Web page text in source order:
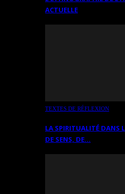
ACTUELLE
TEXTES DE RÉFLEXION
LA SPIRITUALITÉ DANS
DE SENS, DE…